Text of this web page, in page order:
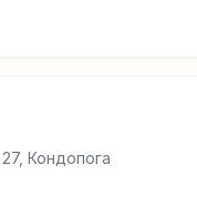
Кондопога